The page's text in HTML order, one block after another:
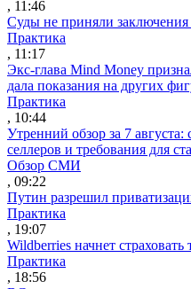
, 11:46
Суды не приняли
Практика
, 11:17
Экс-глава Mind Money
дала показания на других
Практика
, 10:44
Утренний обзор за 7 августа:
селлеров и требования для
Обзор СМИ
, 09:22
Путин разрешил
Практика
, 19:07
Wildberries начнет
Практика
, 18:56